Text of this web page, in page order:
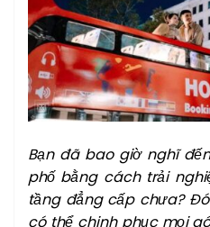
Bạn đã bao giờ nghĩ
phố bằng cách trải
tầng đẳng cấp chưa?
có thể chinh phục mọi